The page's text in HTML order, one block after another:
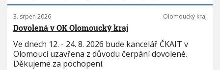
3. srpen 2026 Olomoucký kraj
Dovolená v OK Olomoucký kraj
Ve dnech 12. - 24. 8. 2026 bude kancelář ČKAIT v
Olomouci uzavřena z důvodu čerpání dovolené.
Děkujeme za pochopení.